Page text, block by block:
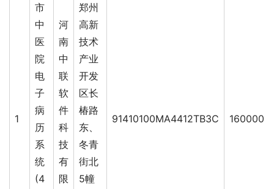
1
市
中
医
院
电
子
病
历
系
统
(4
河
南
中
联
软
件
科
技
有
限
郑州
高新
技术
产业
开发
区长
椿路
东、
冬青
街北
5幢
91410100MA4412TB3C